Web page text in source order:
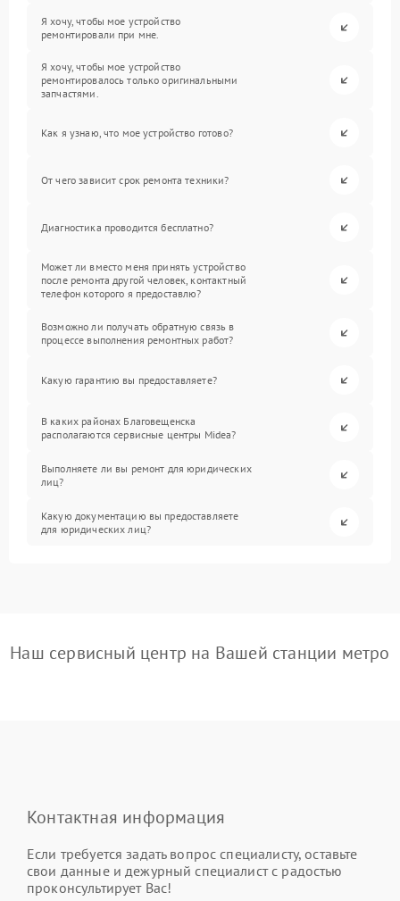
Я хочу, чтобы мое устройство
ремонтировали при мне.
Я хочу, чтобы мое устройство
ремонтировалось только оригинальными
запчастями.
Как я узнаю, что мое устройство готово?
От чего зависит срок ремонта техники?
Диагностика проводится бесплатно?
Может ли вместо меня принять устройство
после ремонта другой человек, контактный
телефон которого я предоставлю?
Возможно ли получать обратную связь в
процессе выполнения ремонтных работ?
Какую гарантию вы предоставляете?
В каких районах Благовещенска
располагаются сервисные центры Midea?
Выполняете ли вы ремонт для юридических
лиц?
Какую документацию вы предоставляете
для юридических лиц?
Наш сервисный центр на Вашей станции метро
Контактная информация
Если требуется задать вопрос специалисту, оставьте
свои данные и дежурный специалист с радостью
проконсультирует Вас!